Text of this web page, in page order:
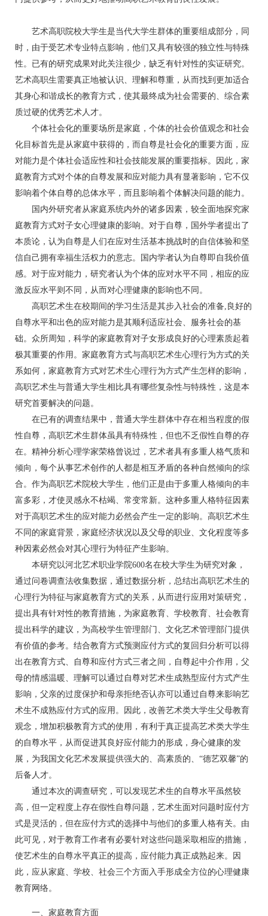
艺术高职院校大学生是当代大学生群体的重要组成部分，同
时，由于受艺术专业特点影响，他们又具有较强的独立性与特殊
性。已有的研究成果对此关注很少，缺乏有针对性的实证研究。
艺术高职生需要真正地被认识、理解和尊重，从而找到更加适合
其身心和谐成长的教育方式，使其最终成为社会需要的、综合素
质过硬的优秀艺术人才。
个体社会化的重要场所是家庭，个体的社会价值观念和社会
化目标首先是从家庭中获得的，而自尊是社会化的重要方面，应
对能力是个体社会适应性和社会技能发展的重要指标。因此，家
庭教育方式对个体的自尊发展和应对能力具有显著影响，它不仅
影响着个体自尊的总体水平，而且影响着个体解决问题的能力。
国内外研究者从家庭系统内外的诸多因素，较全面地探究家
庭教育方式对子女心理健康的影响。对于自尊，国外学者提出了
本质论，认为自尊是人们在应对生活基本挑战时的自信体验和坚
信自己拥有幸福生活权力的意志。国内学者认为自尊即自我价值
感。对于应对能力，研究者认为个体的应对水平不同，相应的应
激反应水平则不同，从而对心理健康的影响也不同。
高职艺术生在校期间的学习生活是其步入社会的准备,良好的
自尊水平和出色的应对能力是其顺利适应社会、服务社会的基
础。众所周知，科学的家庭教育对子女形成良好的心理素质起着
极其重要的作用。家庭教育方式与高职艺术生心理行为方式的关
系如何，家庭教育方式对艺术生心理行为方式产生怎样的影响，
高职艺术生与普通大学生相比具有哪些复杂性与特殊性，这是本
研究首要解决的问题。
在已有的调查结果中，普通大学生群体中存在相当程度的假
性自尊，高职艺术生群体虽具有特殊性，但也不乏假性自尊的存
在。精神分析心理学家荣格曾说过，艺术者具有多重人格气质和
倾向，每个从事艺术创作的人都是相互矛盾的各种自然倾向的综
合。作为高职艺术院校大学生，他们正是由于多重人格倾向的丰
富多彩，才使灵感永不枯竭、常变常新。这种多重人格特征因素
对于高职艺术生的应对能力必然会产生一定的影响。高职艺术生
不同的家庭背景，家庭经济状况以及父母的职业、文化程度等多
种因素必然会对其心理行为特征产生影响。
本研究以河北艺术职业学院600名在校大学生为研究对象，
通过问卷调查法收集数据，通过数据分析，总结出高职艺术生的
心理行为特征与家庭教育方式的关系，从而进行应用对策研究，
提出具有针对性的教育措施，为家庭教育、学校教育、社会教育
提出科学的建议，为高校学生管理部门、文化艺术管理部门提供
有价值的参考。结合教育方式预测应付方式的复回归分析可以得
出在教育方式、自尊和应付方式三者之间，自尊起中介作用，父
母的情感温暖、理解可以通过自尊对艺术生成熟型应付方式产生
影响，父亲的过度保护和母亲拒绝否认亦可以通过自尊来影响艺
术生不成熟应付方式的应用。因此，改善艺术类大学生父母教育
观念，增加积极教育方式的使用，有利于真正提高艺术类大学生
的自尊水平，从而促进其良好应付能力的形成，身心健康的发
展，为我国文化艺术发展提供强大的、高素质的、“德艺双馨”的
后备人才。
通过本次的调查研究，可以发现艺术生的自尊水平虽然较
高，但一定程度上存在假性自尊问题，艺术生面对问题时应付方
式是灵活的，但在应付方式的选择中与他们的多重人格有关。由
此可见，对于教育工作者有必要针对这些问题采取相应的措施，
使艺术生的自尊水平真正的提高，应付能力真正成熟起来。因
此，应从家庭、学校、社会三个方面入手形成全方位的心理健康
教育网络。
一、家庭教育方面